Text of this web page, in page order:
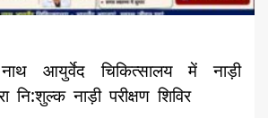
आयुर्वेद चिकित्सालय में नाड़ी
नि:शुल्क नाड़ी परीक्षण शिविर